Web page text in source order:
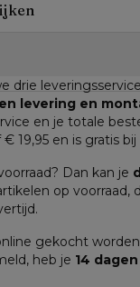
drie
levering en
en je totale
19,95 en is gratis
Dan kan je
op voorraad,
gekocht
heb je 14